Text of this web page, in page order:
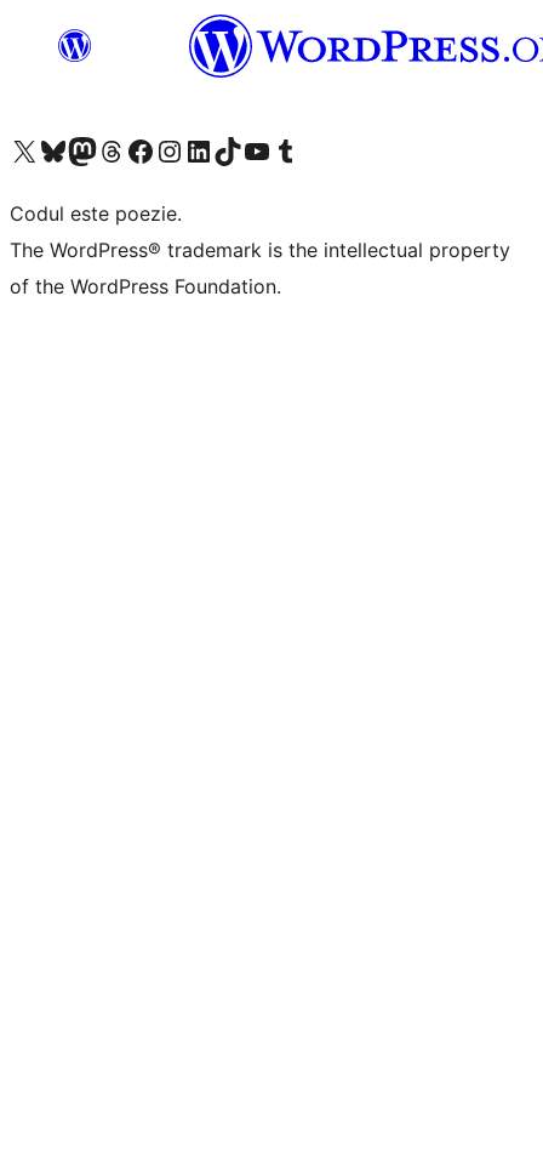
Mergi la contul nostru X (fost Twitter)
Vizitează contul nostru Bluesky
Vizitează contul nostru Mastodon
Vizitează contul nostru Threads
Vizitează pagina noastră Facebook
Vizitează-ne pe Instagram
Vizitează-ne pe LinkedIn
Vizitează contul nostru TikTok
Vizitează canalul nostru YouTube
Vizitează contul nostru Tumblr
Codul este poezie.
The WordPress® trademark is the intellectual property
of the WordPress Foundation.